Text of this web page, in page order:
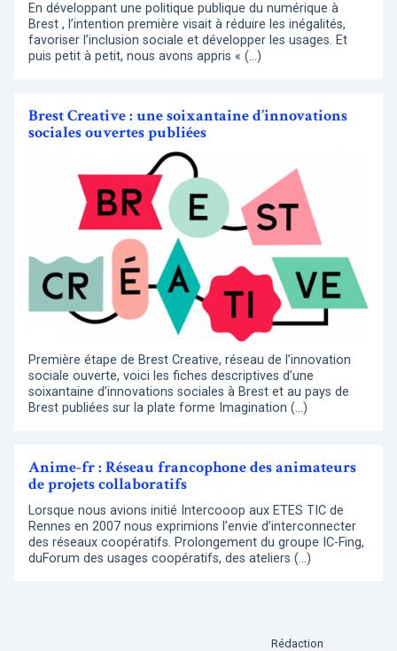
En développant une politique publique du numérique à
Brest , l’intention première visait à réduire les inégalités,
favoriser l’inclusion sociale et développer les usages. Et
puis petit à petit, nous avons appris « (…)
Brest Creative : une soixantaine d’innovations
sociales ouvertes publiées
Première étape de Brest Creative, réseau de l’innovation
sociale ouverte, voici les fiches descriptives d’une
soixantaine d’innovations sociales à Brest et au pays de
Brest publiées sur la plate forme Imagination (…)
Anime-fr : Réseau francophone des animateurs
de projets collaboratifs
Lorsque nous avions initié Intercooop aux ETES TIC de
Rennes en 2007 nous exprimions l’envie d’interconnecter
des réseaux coopératifs. Prolongement du groupe IC-Fing,
duForum des usages coopératifs, des ateliers (…)
Rédaction